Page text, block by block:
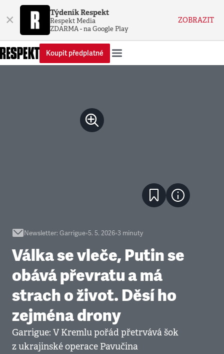
× Týdeník Respekt
Respekt Media
ZDARMA - na Google Play
ZOBRAZIT
Koupit předplatné
Newsletter: Garrigue•5. 5. 2026•3 minuty
Válka se vleče, Putin se
obává převratu a má
strach o život. Děsí ho
zejména drony
Garrigue: V Kremlu pořád přetrvává šok
z ukrajinské operace Pavučina